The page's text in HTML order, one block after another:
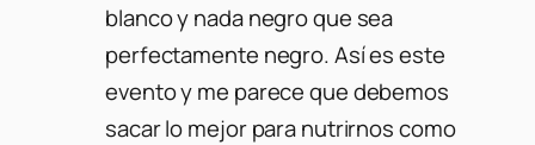
blanco y nada negro que sea
perfectamente negro. Así es este
evento y me parece que debemos
sacar lo mejor para nutrirnos como